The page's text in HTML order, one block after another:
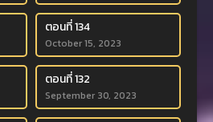
ตอนที่ 134
October 15, 2023
ตอนที่ 132
September 30, 2023